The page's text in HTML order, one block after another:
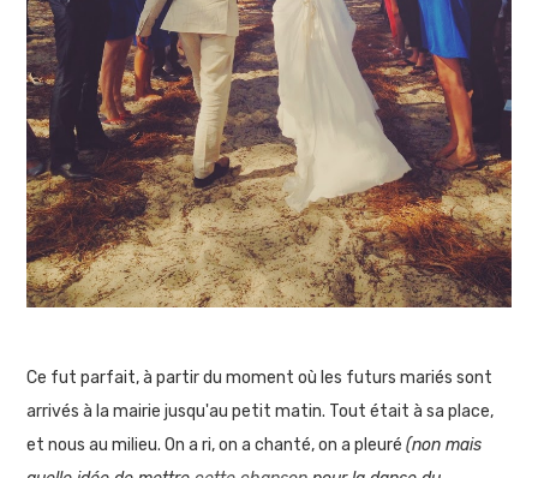
Ce fut parfait, à partir du moment où les futurs mariés sont
arrivés à la mairie jusqu'au petit matin. Tout était à sa place,
et nous au milieu. On a ri, on a chanté, on a pleuré(non mais